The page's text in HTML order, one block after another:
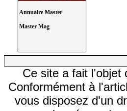
Annuaire Master
Master Mag
Ce site a fait l'objet
Conformément à
vous disposez d'un